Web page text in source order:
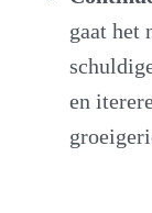
gaat het
en